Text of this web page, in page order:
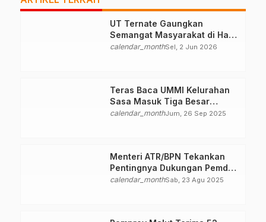
UT Ternate Gaungkan
Semangat Masyarakat di Hari
Pancasila
calendar_monthSel, 2 Jun 2026
Teras Baca UMMI Kelurahan
Sasa Masuk Tiga Besar
Nasional, Tim Penilai Lakukan
calendar_monthJum, 26 Sep 2025
Menteri ATR/BPN Tekankan
Pentingnya Dukungan Pemda
dalam Pembuatan Sertipikat
calendar_monthSab, 23 Agu 2025